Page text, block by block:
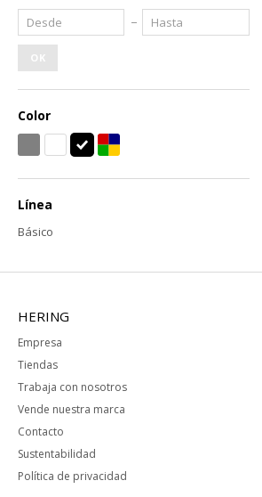
OK
Color
Línea
Básico
HERING
Empresa
Tiendas
Trabaja con nosotros
Vende nuestra marca
Contacto
Sustentabilidad
Política de privacidad